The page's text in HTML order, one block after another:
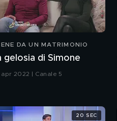
DA UN MATRIMONIO
gelosia di Simone
apr 2022 | Canale 5
20 SEC